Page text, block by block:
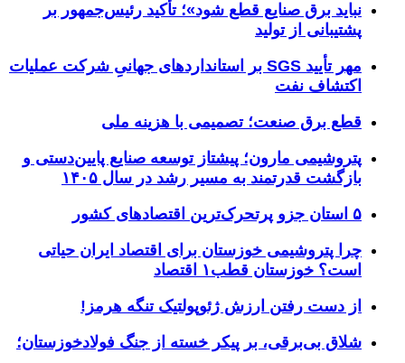
نباید برق صنایع قطع شود»؛ تأکید رئیس‌جمهور بر
پشتیبانی از تولید
مهر تأیید SGS بر استانداردهای جهانیِ شرکت عملیات
اکتشاف نفت
قطع برق صنعت؛ تصمیمی با هزینه ملی
پتروشیمی مارون؛ پیشتاز توسعه صنایع پایین‌دستی و
بازگشت قدرتمند به مسیر رشد در سال ۱۴۰۵
۵ استان جزو پرتحرک‌ترین اقتصاد‌های کشور
چرا پتروشیمی خوزستان برای اقتصاد ایران حیاتی
است؟ خوزستان قطب۱ اقتصاد
از دست رفتن ارزش ژئوپولتیک تنگه هرمز!
شلاق‌ بی‌برقی، بر پیکر خسته‌ از جنگ فولادخوزستان؛